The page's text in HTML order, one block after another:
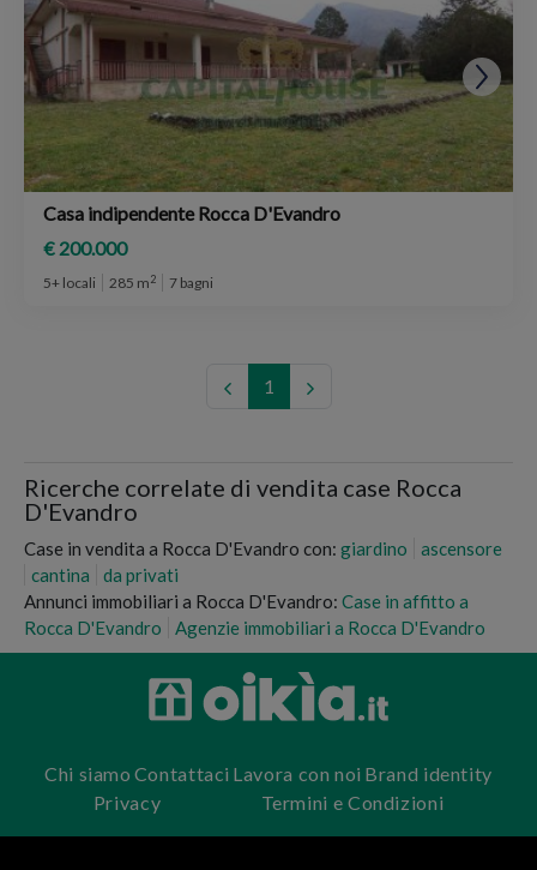
Casa indipendente Rocca D'Evandro
€ 200.000
5+ locali 285 m2 7 bagni
1
Ricerche correlate di vendita case Rocca
D'Evandro
Case in vendita a Rocca D'Evandro con: giardino
ascensore
cantina
da privati
Annunci immobiliari a Rocca D'Evandro: Case in affitto a
Rocca D'Evandro
Agenzie immobiliari a Rocca D'Evandro
Chi siamo Contattaci Lavora con noi Brand identity
Privacy
Termini e Condizioni